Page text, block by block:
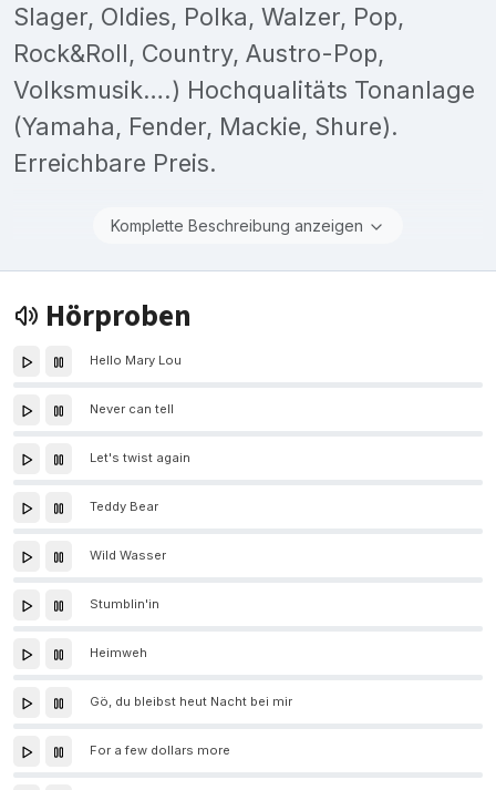
Slager, Oldies, Polka, Walzer, Pop,
Rock&Roll, Country, Austro-Pop,
Volksmusik….) Hochqualitäts Tonanlage
(Yamaha, Fender, Mackie, Shure).
Erreichbare Preis.
Komplette Beschreibung anzeigen
Hörproben
Hello Mary Lou
Never can tell
Let's twist again
Teddy Bear
Wild Wasser
Stumblin'in
Heimweh
Gö, du bleibst heut Nacht bei mir
For a few dollars more